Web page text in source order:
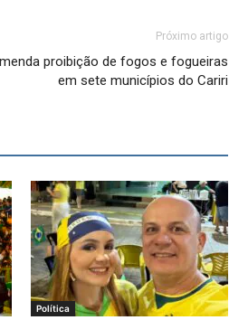
Próximo artigo
proibição de fogos e fogueiras
em sete municípios do Cariri
Política